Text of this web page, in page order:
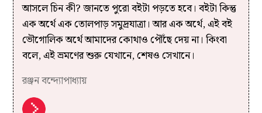
আসলে চিন কী? জানতে পুরো বইটা পড়তে হবে। বইটা কিন্তু
এক অর্থে এক তোলপাড় সমুদ্রযাত্রা। আর এক অর্থে, এই বই
ভৌগোলিক অর্থে আমাদের কোথাও পৌঁছে দেয় না। কিংবা
বলে, এই ভ্রমণের শুরু যেখানে, শেষও সেখানে।
রঞ্জন বন্দ্যোপাধ্যায়